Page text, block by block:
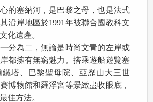
的塞納河，是巴黎之母，也是法式
沿岸地區於1991年被聯合國教科文
化遺產。
分為二，無論是時尚文青的左岸或
都擁有無窮魅力。搭乘遊船遊覽塞
塔、巴黎聖母院、亞歷山大三世
博物館和羅浮宮等景緻盡收眼底，
佳方法。